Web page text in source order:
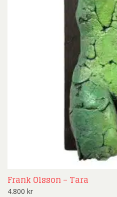
Frank Olsson – Tara
4.800 kr